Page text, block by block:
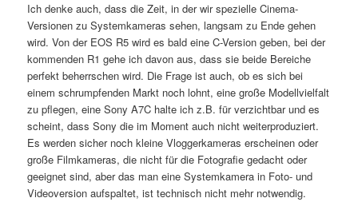
Ich denke auch, dass die Zeit, in der wir spezielle Cinema-
Versionen zu Systemkameras sehen, langsam zu Ende gehen
wird. Von der EOS R5 wird es bald eine C-Version geben, bei der
kommenden R1 gehe ich davon aus, dass sie beide Bereiche
perfekt beherrschen wird. Die Frage ist auch, ob es sich bei
einem schrumpfenden Markt noch lohnt, eine große Modellvielfalt
zu pflegen, eine Sony A7C halte ich z.B. für verzichtbar und es
scheint, dass Sony die im Moment auch nicht weiterproduziert.
Es werden sicher noch kleine Vloggerkameras erscheinen oder
große Filmkameras, die nicht für die Fotografie gedacht oder
geeignet sind, aber das man eine Systemkamera in Foto- und
Videoversion aufspaltet, ist technisch nicht mehr notwendig.